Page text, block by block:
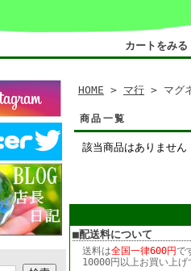
カートをみる
HOME > マ行 > マグ
商品一覧
該当商品はありません
■配送料について
送料は全国一律600円で
10000円以上お買い上げ